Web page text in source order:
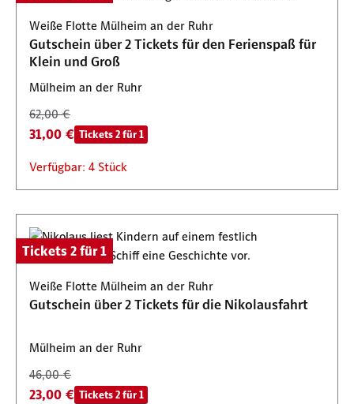
Weiße Flotte Mülheim an der Ruhr
Gutschein über 2 Tickets für den Ferienspaß für
Klein und Groß
Mülheim an der Ruhr
62,00 €
31,00 € Tickets 2 für 1
Verfügbar: 4 Stück
Tickets 2 für 1
Weiße Flotte Mülheim an der Ruhr
Gutschein über 2 Tickets für die Nikolausfahrt
Mülheim an der Ruhr
46,00 €
23,00 € Tickets 2 für 1